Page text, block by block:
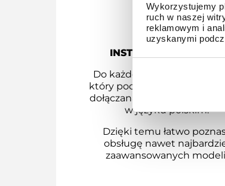
Wykorzystujemy
ruch w naszej
reklamowym i
uzyskanymi
INSTRUKCJA OBSŁUGI
Do każdego modelu G-
który pochodzi z dystrybucji
dołączana jest instrukcja
w języku polskim.
Dzięki temu łatwo
obsługę nawet
zaawansowanych